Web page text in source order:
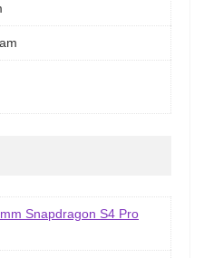
Snapdragon S4 Pro